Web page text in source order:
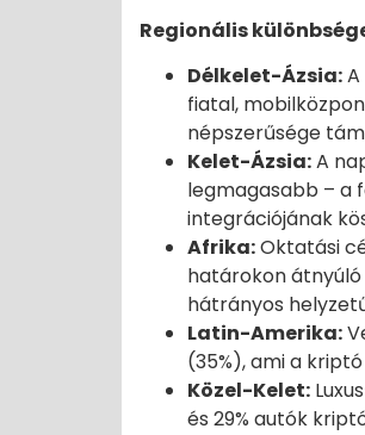
Regionális
Délkelet-Ázsia:
fiatal,
népszerűsége
Kelet-Ázsia:A
legmagasabb – a
integrációjának
Afrika:Oktatási
határokon
hátrányos
Latin-Amerika:
(35%), ami a
Közel-Kelet:
és 29% autók